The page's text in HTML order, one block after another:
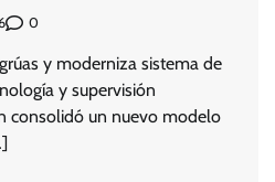
0
y moderniza sistema de
y supervisión
consolidó un nuevo modelo